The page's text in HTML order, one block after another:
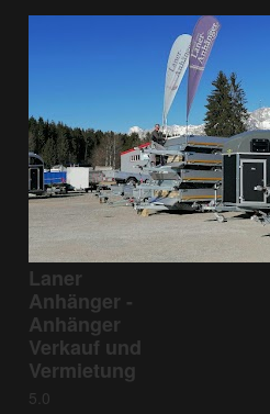
Laner
Anhänger -
Anhänger
Verkauf und
Vermietung
5.0